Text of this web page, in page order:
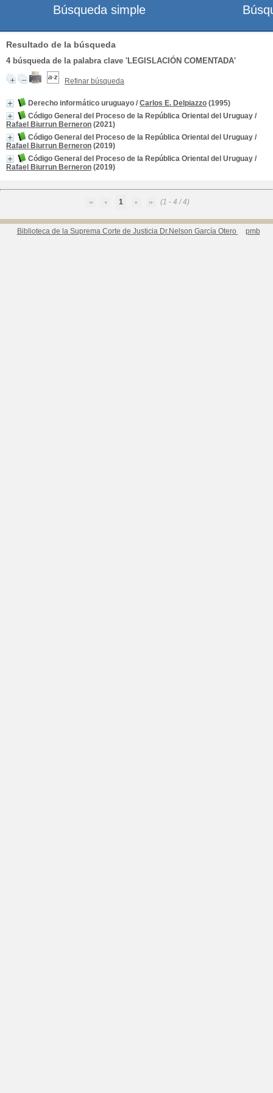
Resultado de la búsqueda
4búsqueda de la palabra clave 'LEGISLACIÓN COMENTADA'
Refinar búsqueda
Derecho informático uruguayo / Carlos E. Delpiazzo (1995)
Código General del Proceso de la República Oriental del Uruguay /
Rafael Biurrun Berneron (2021)
Código General del Proceso de la República Oriental del Uruguay /
Rafael Biurrun Berneron (2019)
Código General del Proceso de la República Oriental del Uruguay /
Rafael Biurrun Berneron (2019)
1 (1 - 4 / 4)
Biblioteca de la Suprema Corte de Justicia Dr.Nelson García Otero pmb
Búsqueda simple